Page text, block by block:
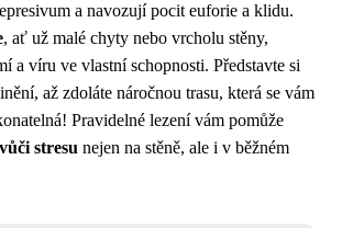
a navozují pocit euforie a klidu.
, ať už malé chyty nebo vrcholu stěny,
a víru ve vlastní schopnosti. Představte si
až zdoláte náročnou trasu, která se vám
Pravidelné lezení vám pomůže
stresu nejen na stěně, ale i v běžném